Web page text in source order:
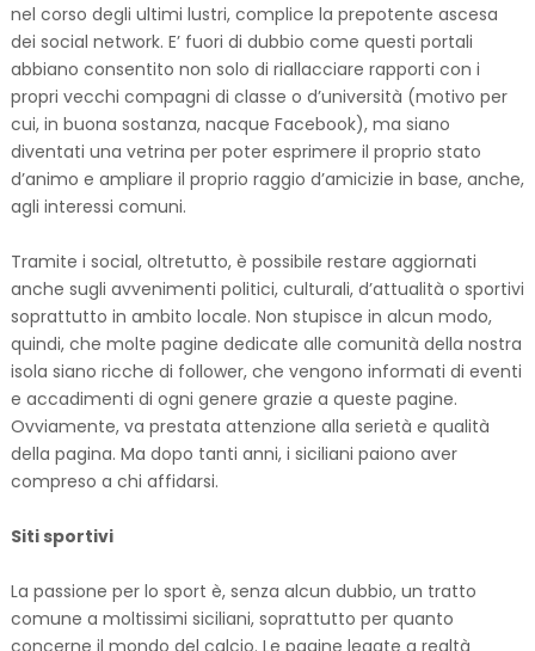
nel corso degli ultimi lustri, complice la prepotente ascesa
dei social network. E’ fuori di dubbio come questi portali
abbiano consentito non solo di riallacciare rapporti con i
propri vecchi compagni di classe o d’università (motivo per
cui, in buona sostanza, nacque Facebook), ma siano
diventati una vetrina per poter esprimere il proprio stato
d’animo e ampliare il proprio raggio d’amicizie in base, anche,
agli interessi comuni.
Tramite i social, oltretutto, è possibile restare aggiornati
anche sugli avvenimenti politici, culturali, d’attualità o sportivi
soprattutto in ambito locale. Non stupisce in alcun modo,
quindi, che molte pagine dedicate alle comunità della nostra
isola siano ricche di follower, che vengono informati di eventi
e accadimenti di ogni genere grazie a queste pagine.
Ovviamente, va prestata attenzione alla serietà e qualità
della pagina. Ma dopo tanti anni, i siciliani paiono aver
compreso a chi affidarsi.
Siti sportivi
La passione per lo sport è, senza alcun dubbio, un tratto
comune a moltissimi siciliani, soprattutto per quanto
concerne il mondo del calcio. Le pagine legate a realtà